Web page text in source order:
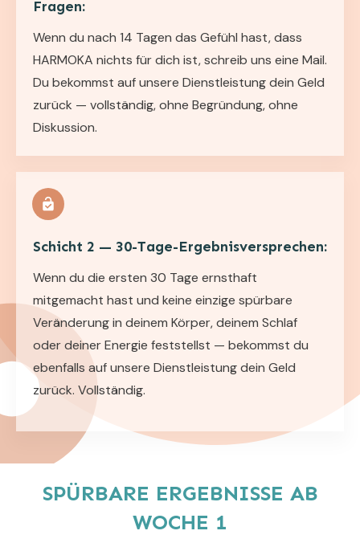
Fragen:
Wenn du nach 14 Tagen das Gefühl hast, dass
HARMOKA nichts für dich ist, schreib uns eine Mail.
Du bekommst auf unsere Dienstleistung dein Geld
zurück — vollständig, ohne Begründung, ohne
Diskussion.
Schicht 2 — 30-Tage-Ergebnisversprechen:
Wenn du die ersten 30 Tage ernsthaft
mitgemacht hast und keine einzige spürbare
Veränderung in deinem Körper, deinem Schlaf
oder deiner Energie feststellst — bekommst du
ebenfalls auf unsere Dienstleistung dein Geld
zurück. Vollständig.
SPÜRBARE ERGEBNISSE AB
WOCHE 1